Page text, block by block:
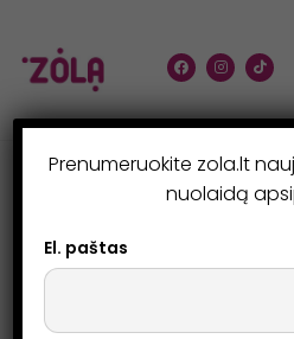
LAMINAVIMO
ANTAKIŲ IR
NR-1
Prenumeruokite zola.lt
nuolaidą
El. paštas